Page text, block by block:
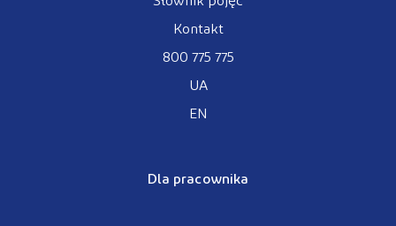
Kontakt
800 775 775
UA
EN
Dla pracownika